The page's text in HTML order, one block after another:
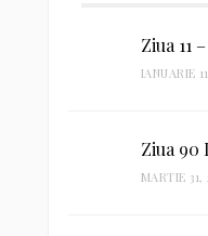
Ziua 11
IANUARIE
Ziua 90
MARTIE 31,